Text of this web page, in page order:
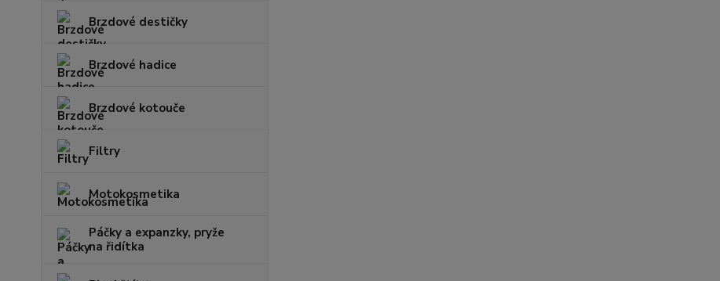
Brzdové destičky
Brzdové hadice
Brzdové kotouče
Filtry
Motokosmetika
Páčky a expanzky, pryže
na řidítka